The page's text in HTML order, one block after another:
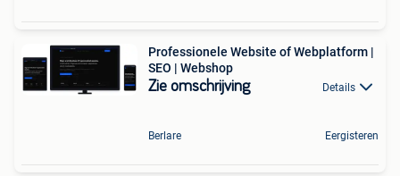
Professionele Website of Webplatform |
SEO | Webshop
Zie omschrijving Details
Berlare Eergisteren